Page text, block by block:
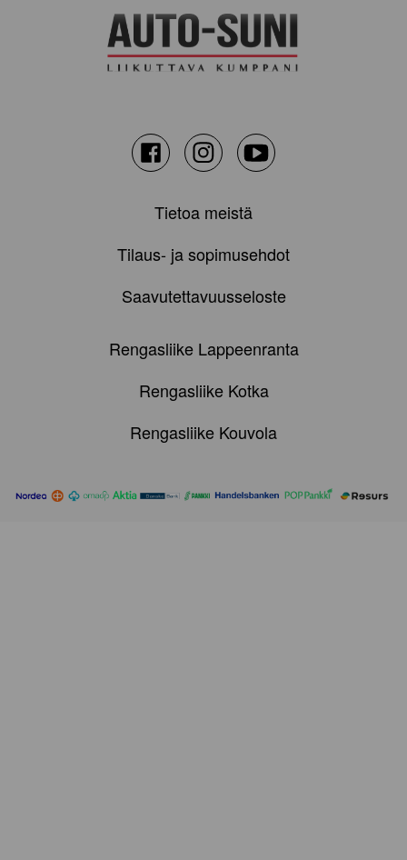
FacebookInstagramYoutube
Tietoa meistä
Tilaus- ja sopimusehdot
Saavutettavuusseloste
Rengasliike Lappeenranta
Rengasliike Kotka
Rengasliike Kouvola